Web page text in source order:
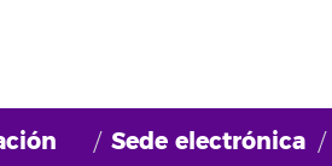
Sede electrónica